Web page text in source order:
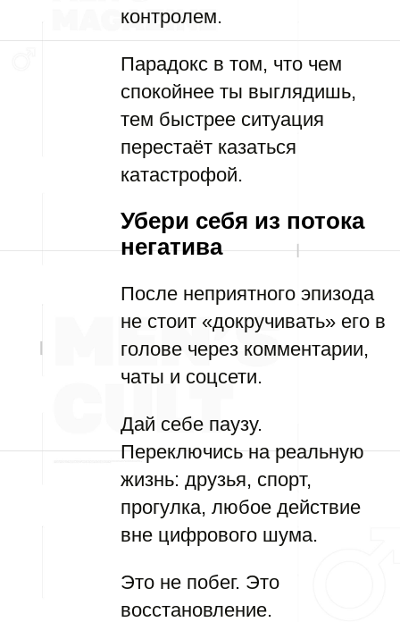
контролем.
Парадокс в том, что чем
спокойнее ты выглядишь,
тем быстрее ситуация
перестаёт казаться
катастрофой.
Убери себя из потока
негатива
После неприятного эпизода
не стоит «докручивать» его в
голове через комментарии,
чаты и соцсети.
Дай себе паузу.
Переключись на реальную
жизнь: друзья, спорт,
прогулка, любое действие
вне цифрового шума.
Это не побег. Это
восстановление.